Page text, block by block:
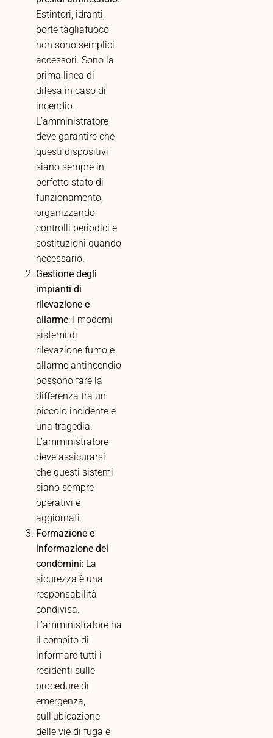
Estintori, idranti,
porte tagliafuoco
non sono semplici
accessori. Sono la
prima linea di
difesa in caso di
incendio.
L’amministratore
deve garantire che
questi dispositivi
siano sempre in
perfetto stato di
funzionamento,
organizzando
controlli periodici e
sostituzioni quando
necessario.
Gestione degli
impianti di
rilevazione e
allarme: I moderni
sistemi di
rilevazione fumo e
allarme antincendio
possono fare la
differenza tra un
piccolo incidente e
una tragedia.
L’amministratore
deve assicurarsi
che questi sistemi
siano sempre
operativi e
aggiornati.
Formazione e
informazione dei
condòmini: La
sicurezza è una
responsabilità
condivisa.
L’amministratore ha
il compito di
informare tutti i
residenti sulle
procedure di
emergenza,
sull’ubicazione
delle vie di fuga e